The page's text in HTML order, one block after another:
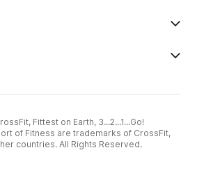
Fittest on Earth, 3...2...1...Go!
of Fitness are trademarks of CrossFit,
countries. All Rights Reserved.